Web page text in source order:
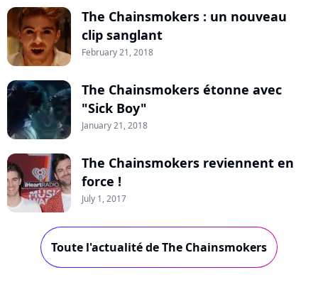
The Chainsmokers : un nouveau
clip sanglant
February 21, 2018
The Chainsmokers étonne avec
"Sick Boy"
January 21, 2018
The Chainsmokers reviennent en
force !
July 1, 2017
Toute l'actualité de The Chainsmokers